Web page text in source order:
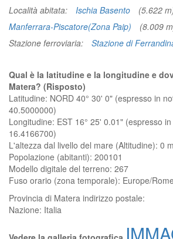
Località abitata:
Ischia Basento (5.622
Manferrara-Piscatore(Zona Paip)
(8.009
Stazione ferroviaria:
Stazione di
Qual è la latitudine e la longitudine e
Matera? (Risposto)
Latitudine: NORD 40° 30' 0" (espresso in
40.5000000)
Longitudine: EST 16° 25' 0.01" (espresso
16.4166700)
L'altezza dal livello del mare (Altitudine): 0
Popolazione (abitanti): 200101
Modello digitale del terreno: 267
Fuso orario (zona temporale): Europe/
Provincia di Matera indirizzo postale:
Nazione: Italia